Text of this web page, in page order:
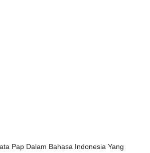
Pap Dalam Bahasa Indonesia Yang